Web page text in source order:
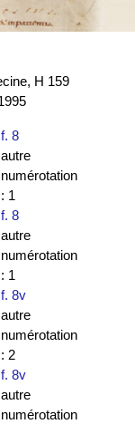
H 159
f. 8
autre
numérotation
: 1
f. 8
autre
numérotation
: 1
f. 8v
autre
numérotation
: 2
f. 8v
autre
numérotation